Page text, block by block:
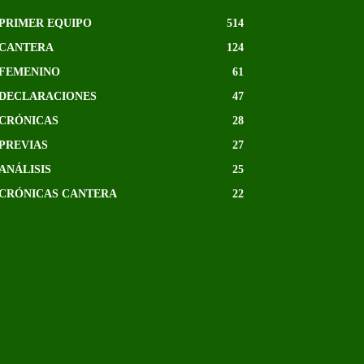
EQUIPO
514
124
61
47
28
27
25
CANTERA
22